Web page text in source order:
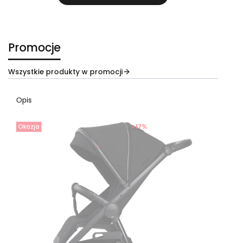
Promocje
Wszystkie produkty w promocji
Opis
Okazja -17%